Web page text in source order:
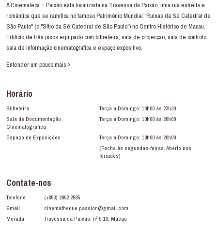
A Cinemateca・Paixão está localizada na Travessa da Paixão, uma rua estreita e
romântica que se ramifica no famoso Património Mundial "Ruínas da Sé Catedral de
São Paulo" (o "Sítio da Sé Catedral de São Paulo") no Centro Histórico de Macau.
Edifício de três pisos equipado com bilheteira, sala de projecção, sala de controlo,
sala de informação cinematográfica e espaço expositivo.
Entender um pouco mais
Horário
Bilheteira
Terça a Domingo: 10h00 às 23h30
Sala de Documentação
Cinematográfica
Terça a Domingo: 10h00 às 20h00
Espaço de Exposições
Terça a Domingo: 10h00 às 20h00
(Fecha às segundas-feiras. Aberto nos
feriados)
Contate-nos
Telefone
(+853) 2852 2585
Email
cinematheque.passion@gmail.com
Morada
Travessa da Paixão, nº 9-13, Macau